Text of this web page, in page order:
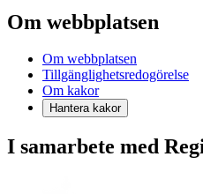
Om webbplatsen
Om webbplatsen
Tillgänglighetsredogörelse
Om kakor
Hantera kakor
I samarbete med